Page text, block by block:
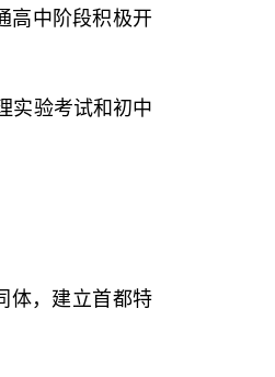
高中阶段积极开
实验考试和初中
体，建立首都特